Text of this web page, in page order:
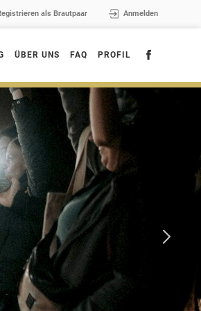
als Brautpaar Anmelden
ÜBER UNS FAQ PROFIL